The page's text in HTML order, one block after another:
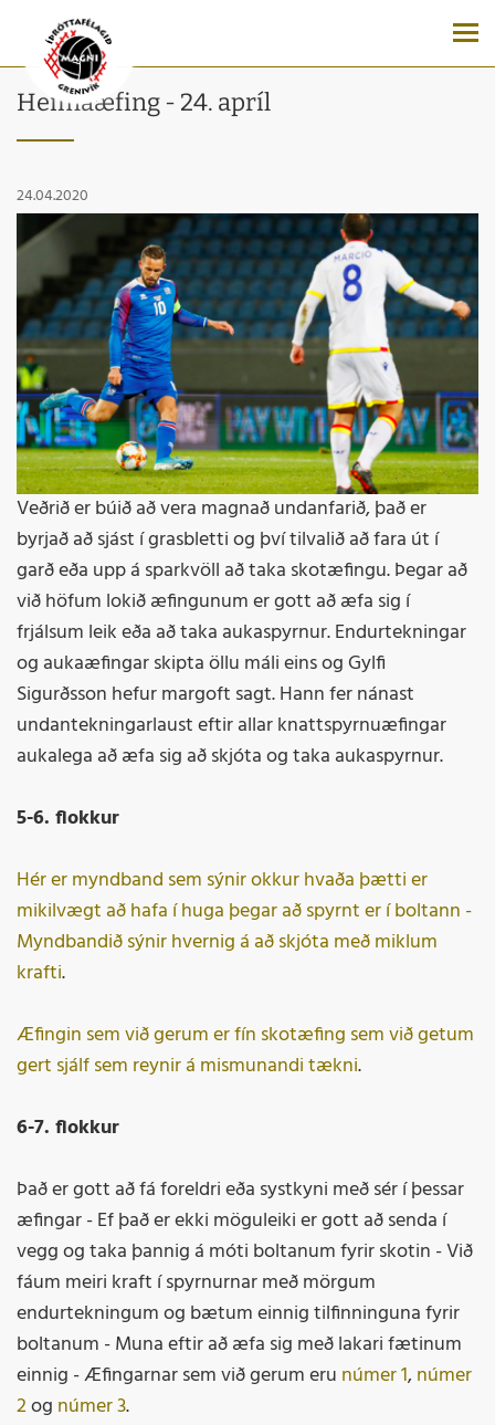
Heimaæfing - 24. apríl
24.04.2020
Veðrið er búið að vera magnað undanfarið, það er
byrjað að sjást í grasbletti og því tilvalið að fara út í
garð eða upp á sparkvöll að taka skotæfingu. Þegar að
við höfum lokið æfingunum er gott að æfa sig í
frjálsum leik eða að taka aukaspyrnur. Endurtekningar
og aukaæfingar skipta öllu máli eins og Gylfi
Sigurðsson hefur margoft sagt. Hann fer nánast
undantekningarlaust eftir allar knattspyrnuæfingar
aukalega að æfa sig að skjóta og taka aukaspyrnur.
5-6. flokkur
Hér er myndband sem sýnir okkur hvaða þætti er
mikilvægt að hafa í huga þegar að spyrnt er í boltann -
Myndbandið sýnir hvernig á að skjóta með miklum
krafti.
Æfingin sem við gerum er fín skotæfing sem við getum
gert sjálf sem reynir á mismunandi tækni.
6-7. flokkur
Það er gott að fá foreldri eða systkyni með sér í þessar
æfingar - Ef það er ekki möguleiki er gott að senda í
vegg og taka þannig á móti boltanum fyrir skotin - Við
fáum meiri kraft í spyrnurnar með mörgum
endurtekningum og bætum einnig tilfinninguna fyrir
boltanum - Muna eftir að æfa sig með lakari fætinum
einnig - Æfingarnar sem við gerum eru númer 1,númer
2og númer 3.